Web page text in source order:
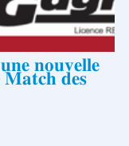
𝐧𝐨𝐮𝐯𝐞𝐥𝐥𝐞
𝐌𝐚𝐭𝐜𝐡 𝐝𝐞𝐬